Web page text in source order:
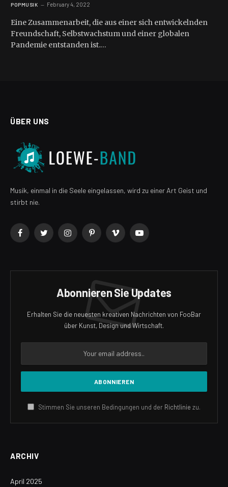
POPMUSIK February 4, 2022
Eine Zusammenarbeit, die aus einer sich entwickelnden
Freundschaft, Selbstwachstum und einer globalen
Pandemie entstanden ist.…
ÜBER UNS
Musik, einmal in die Seele eingelassen, wird zu einer Art Geist und
stirbt nie.
FacebookTwitterInstagramPinterestVimeo YouTube
Abonnieren Sie Updates
Erhalten Sie die neuesten kreativen Nachrichten von FooBar
über Kunst, Design und Wirtschaft.
Stimmen Sie unseren Bedingungen und der Richtlinie zu.
ARCHIV
April 2025